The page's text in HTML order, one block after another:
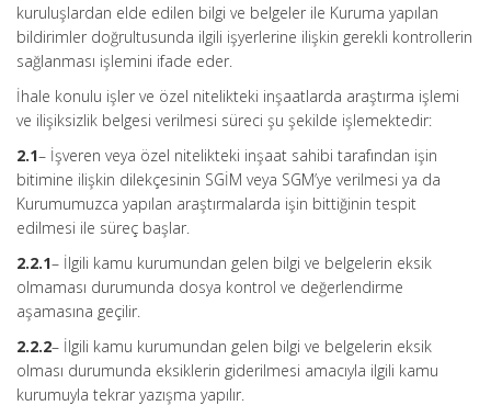
kuruluşlardan elde edilen bilgi ve belgeler ile Kuruma yapılan
bildirimler doğrultusunda ilgili işyerlerine ilişkin gerekli kontrollerin
sağlanması işlemini ifade eder.
İhale konulu işler ve özel nitelikteki inşaatlarda araştırma işlemi
ve ilişiksizlik belgesi verilmesi süreci şu şekilde işlemektedir:
2.1– İşveren veya özel nitelikteki inşaat sahibi tarafından işin
bitimine ilişkin dilekçesinin SGİM veya SGM’ye verilmesi ya da
Kurumumuzca yapılan araştırmalarda işin bittiğinin tespit
edilmesi ile süreç başlar.
2.2.1– İlgili kamu kurumundan gelen bilgi ve belgelerin eksik
olmaması durumunda dosya kontrol ve değerlendirme
aşamasına geçilir.
2.2.2– İlgili kamu kurumundan gelen bilgi ve belgelerin eksik
olması durumunda eksiklerin giderilmesi amacıyla ilgili kamu
kurumuyla tekrar yazışma yapılır.